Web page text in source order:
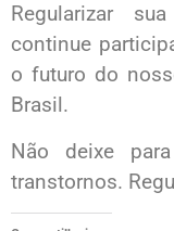
Regularizar
continue
o futuro do
Brasil.
Não deixe
transtornos.